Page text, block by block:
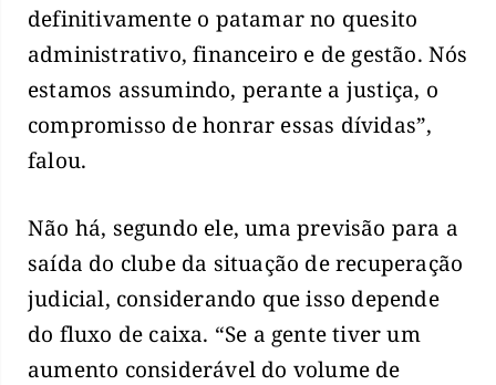
definitivamente o patamar no quesito
administrativo, financeiro e de gestão. Nós
estamos assumindo, perante a justiça, o
compromisso de honrar essas dívidas”,
falou.
Não há, segundo ele, uma previsão para a
saída do clube da situação de recuperação
judicial, considerando que isso depende
do fluxo de caixa. “Se a gente tiver um
aumento considerável do volume de